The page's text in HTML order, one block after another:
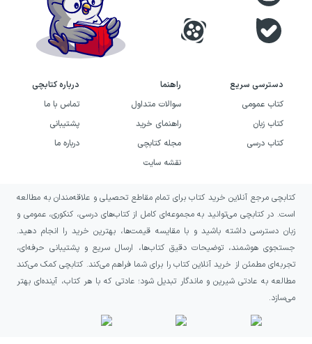
دسترسی سریع
کتاب عمومی
کتاب زبان
کتاب درسی
راهنما
سوالات متداول
راهنمای خرید
مجله کتابچی
نقشه سایت
درباره کتابچی
تماس با ما
پشتیبانی
درباره ما
کتابچی مرجع آنلاین خرید کتاب برای تمام مقاطع تحصیلی و علاقه‌مندان به مطالعه
است. در کتابچی می‌توانید به مجموعه‌ای کامل از کتاب‌های درسی، کنکوری، عمومی و
زبان دسترسی داشته باشید و با مقایسه قیمت‌ها، بهترین خرید را انجام دهید.
جستجوی هوشمند، توضیحات دقیق کتاب‌ها، ارسال سریع و پشتیبانی حرفه‌ای،
تجربه‌ای مطمئن از خرید آنلاین کتاب را برای شما فراهم می‌کند. کتابچی کمک می‌کند
مطالعه به عادتی شیرین و ماندگار تبدیل شود؛ عادتی که با هر کتاب، آینده‌ای بهتر
می‌سازد.